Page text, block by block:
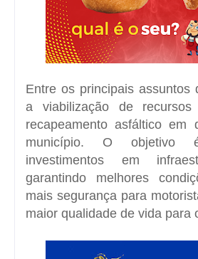
Entre os principais assuntos
a viabilização de
recapeamento asfáltico em
município. O objetivo
investimentos em
garantindo melhores
mais segurança para
maior qualidade de vida para